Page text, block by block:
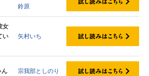
鈴原
女
い
矢村いち
ん 宗我部としのり